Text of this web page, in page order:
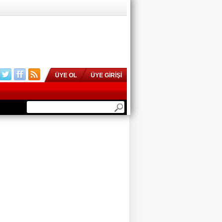
ÜYE OL ÜYE GİRİŞİ